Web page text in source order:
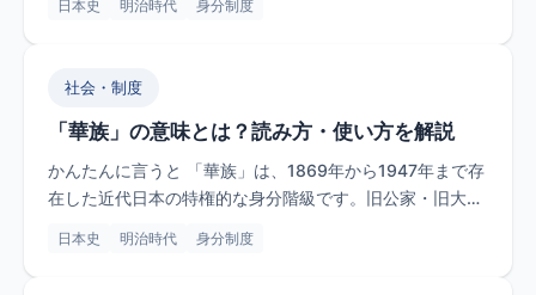
日本史 明治時代 身分制度
社会・制度
「華族」の意味とは？読み方・使い方を解説
かんたんに言うと 「華族」は、1869年から1947年まで存
在した近代日本の特権的な身分階級です。旧公家・旧大
日本史 明治時代 身分制度